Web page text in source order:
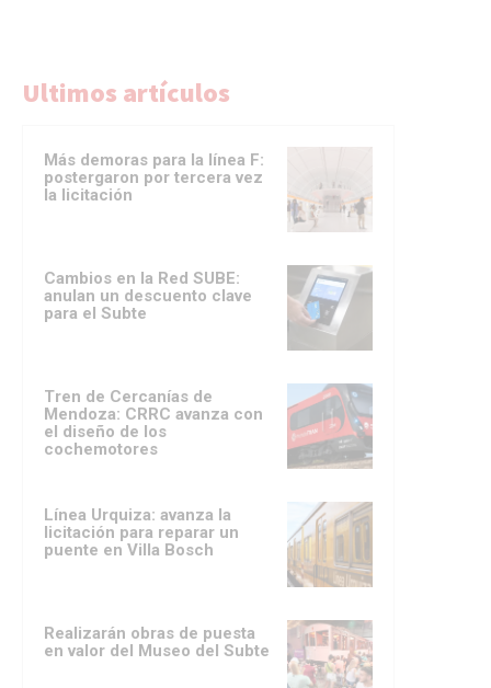
Ultimos artículos
Más demoras para la línea F:
postergaron por tercera vez
la licitación
Cambios en la Red SUBE:
anulan un descuento clave
para el Subte
Tren de Cercanías de
Mendoza: CRRC avanza con
el diseño de los
cochemotores
Línea Urquiza: avanza la
licitación para reparar un
puente en Villa Bosch
Realizarán obras de puesta
en valor del Museo del Subte